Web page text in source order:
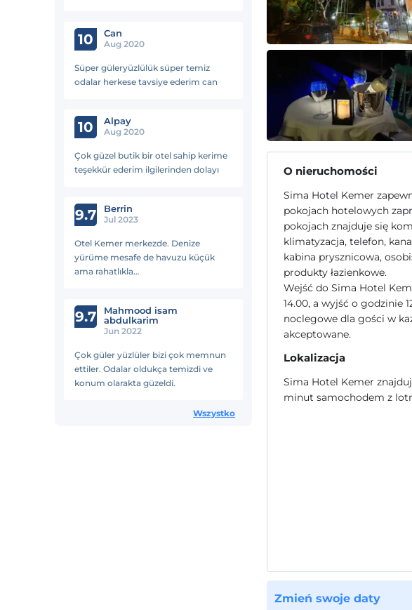
Hanım ve eşinin davranış ve
samimiyetlerinden, otel hizmetinden
dolayı kendilerine çok teşekkür
ederim. Kemerde hiç düşünmeden
arasındaki odaları ile kendinizi
doğanın içinde hissediyorsunuz. Her
10 Can
Aug 2020
Süper güleryüzlülük süper temiz
odalar herkese tavsiye ederim can
10 Alpay
Aug 2020
Çok güzel butik bir otel sahip kerime
teşekkür ederim ilgilerinden dolayı
9.7 Berrin
Jul 2023
Otel Kemer merkezde. Denize
yürüme mesafe de havuzu küçük
ama rahatlıkla
Kalabalık ortamı sevmiyorsanız
burası tam size göre
9.7
Mahmood isam
abdulkarim
Jun 2022
Çok güler yüzlüler bizi çok memnun
ettiler. Odalar oldukça temizdi ve
konum olarakta güzeldi.
Wszystko
O nieruchomości
Sima Hotel Kemer
pokojach hotelowych
pokojach znajduje się
klimatyzacja, telefon,
kabina prysznicowa,
produkty łazienkowe.
Wejść do Sima Hotel
14.00, a wyjść o godzinie
noclegowe dla gości w
akceptowane.
Lokalizacja
Sima Hotel Kemer
minut samochodem z
Zmień swoje daty